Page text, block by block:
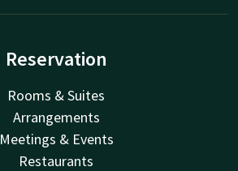
Reservation
Rooms & Suites
Arrangements
Meetings & Events
Restaurants